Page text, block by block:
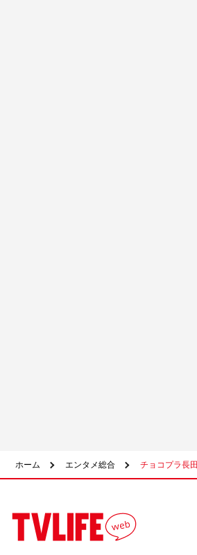
ホーム エンタメ総合 チョコプラ長